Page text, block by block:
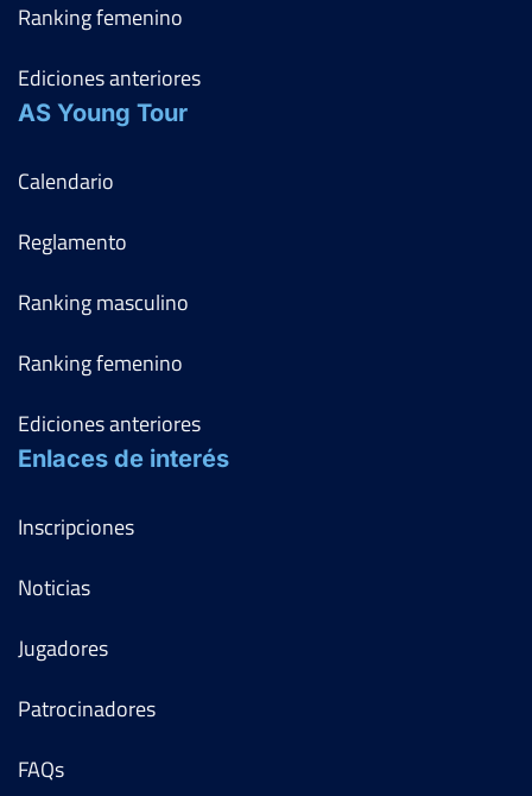
Ranking femenino
Ediciones anteriores
AS Young Tour
Calendario
Reglamento
Ranking masculino
Ranking femenino
Ediciones anteriores
Enlaces de interés
Inscripciones
Noticias
Jugadores
Patrocinadores
FAQs